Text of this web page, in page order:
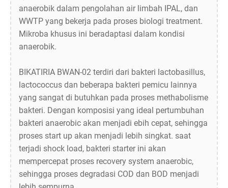
anaerobik dalam pengolahan air limbah IPAL, dan
WWTP yang bekerja pada proses biologi treatment.
Mikroba khusus ini beradaptasi dalam kondisi
anaerobik.
BIKATIRIA BWAN-02 terdiri dari bakteri lactobasillus,
lactococcus dan beberapa bakteri pemicu lainnya
yang sangat di butuhkan pada proses methabolisme
bakteri. Dengan komposisi yang ideal pertumbuhan
bakteri anaerobic akan menjadi ebih cepat, sehingga
proses start up akan menjadi lebih singkat. saat
terjadi shock load, bakteri starter ini akan
mempercepat proses recovery system anaerobic,
sehingga proses degradasi COD dan BOD menjadi